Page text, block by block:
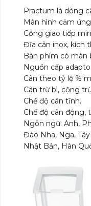
Practum là dòng
Màn hình cảm ứng
Cổng giao tiếp
Đĩa cân inox, kích
Bàn phím có màn
Nguồn cấp
Cân theo tỷ lệ %
Cân trừ bì, cộng
Chế độ cân tĩnh.
Chế độ cân động,
Ngôn ngữ: Anh,
Đào Nha, Nga,
Nhật Bản, Hàn